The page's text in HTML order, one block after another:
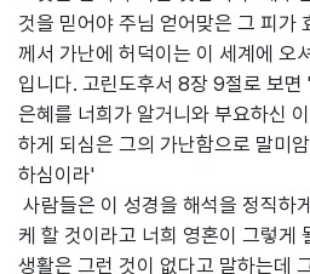
것을 믿어야 주님 얻어맞은 그 피가
께서 가난에 허덕이는 이 세계에 오
입니다. 고린도후서 8장 9절로 보면
은혜를 너희가 알거니와 부요하신
하게 되심은 그의 가난함으로 말미
하심이라'
사람들은 이 성경을 해석을 정직하
케 할 것이라고 너희 영혼이 그렇게
생활은 그런 것이 없다고 말하는데